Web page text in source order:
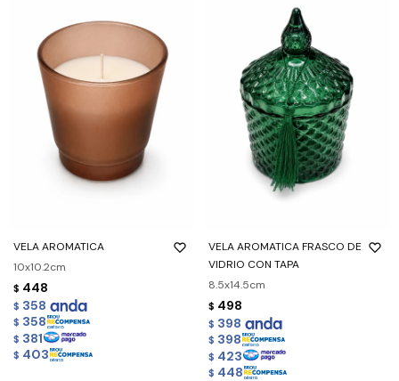
VELA AROMATICA
10x10.2cm
$ 448
$ 358
$ 358
$ 381
$ 403
VELA AROMATICA FRASCO DE
VIDRIO CON TAPA
8.5x14.5cm
$ 498
$ 398
$ 398
$ 423
$ 448